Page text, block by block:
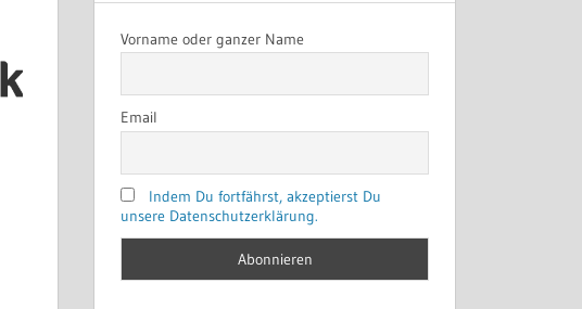
Vorname oder ganzer Name
Email
Indem Du fortfährst, akzeptierst Du
unsere Datenschutzerklärung.